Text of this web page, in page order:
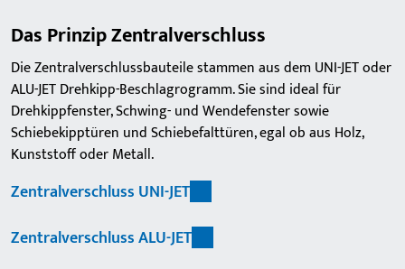
Das Prinzip Zentralverschluss
Die Zentralverschlussbauteile stammen aus dem UNI-JET oder
ALU-JET Drehkipp-Beschlagrogramm. Sie sind ideal für
Drehkippfenster, Schwing- und Wendefenster sowie
Schiebekipptüren und Schiebefalttüren, egal ob aus Holz,
Kunststoff oder Metall.
Zentralverschluss UNI-JET
Zentralverschluss ALU-JET